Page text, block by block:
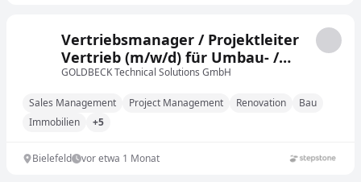
Vertriebsmanager / Projektleiter
Vertrieb (m/w/d) für Umbau- /
Ausbaulösungen in
GOLDBECK Technical Solutions GmbH
Sales Management Project Management Renovation
Bau
Immobilien
+5
Bielefeld vor etwa 1 Monat